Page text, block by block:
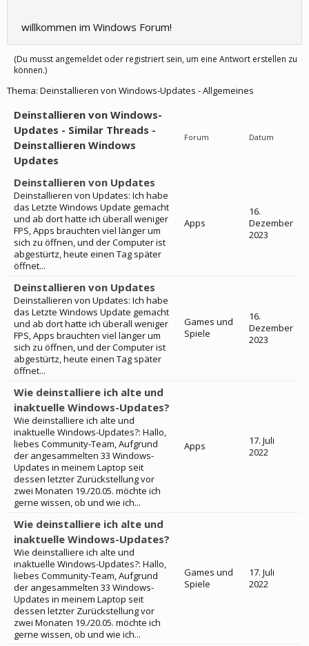
willkommen im Windows Forum!
(Du musst angemeldet oder registriert sein, um eine Antwort erstellen zu
können.)
Thema: Deinstallieren von Windows-Updates - Allgemeines
Deinstallieren von Windows-
Updates - Similar Threads -
Deinstallieren Windows
Updates
Forum Datum
Deinstallieren von Updates
Deinstallieren von Updates: Ich habe
das Letzte Windows Update gemacht
und ab dort hatte ich überall weniger
FPS, Apps brauchten viel länger um
sich zu öffnen, und der Computer ist
abgestürtz, heute einen Tag später
öffnet...
Apps
16.
Dezember
2023
Deinstallieren von Updates
Deinstallieren von Updates: Ich habe
das Letzte Windows Update gemacht
und ab dort hatte ich überall weniger
FPS, Apps brauchten viel länger um
sich zu öffnen, und der Computer ist
abgestürtz, heute einen Tag später
öffnet...
Games und
Spiele
16.
Dezember
2023
Wie deinstalliere ich alte und
inaktuelle Windows-Updates?
Wie deinstalliere ich alte und
inaktuelle Windows-Updates?: Hallo,
liebes Community-Team, Aufgrund
der angesammelten 33 Windows-
Updates in meinem Laptop seit
dessen letzter Zurückstellung vor
zwei Monaten 19./20.05. möchte ich
gerne wissen, ob und wie ich...
Apps
17. Juli
2022
Wie deinstalliere ich alte und
inaktuelle Windows-Updates?
Wie deinstalliere ich alte und
inaktuelle Windows-Updates?: Hallo,
liebes Community-Team, Aufgrund
der angesammelten 33 Windows-
Updates in meinem Laptop seit
dessen letzter Zurückstellung vor
zwei Monaten 19./20.05. möchte ich
gerne wissen, ob und wie ich...
Games und
Spiele
17. Juli
2022